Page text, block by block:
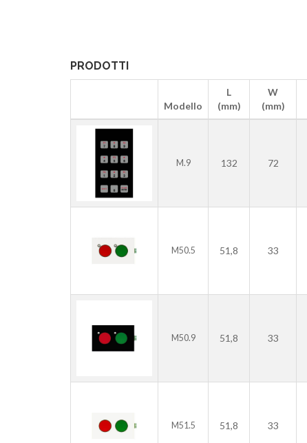
PRODOTTI
Modello
L
(mm)
W
(mm)
M.9 132 72
M50.5 51,8 33
M50.9 51,8 33
M51.5 51,8 33